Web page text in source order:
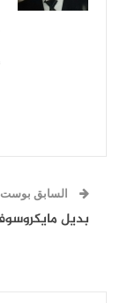
السابق بوست
بديل